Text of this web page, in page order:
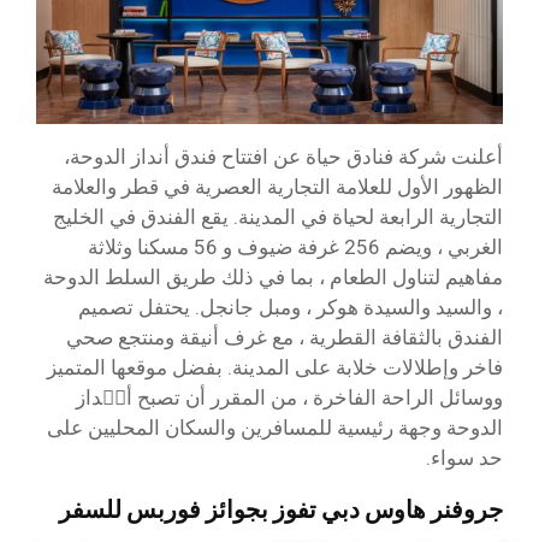
أعلنت شركة فنادق حياة عن افتتاح فندق أنداز الدوحة،
الظهور الأول للعلامة التجارية العصرية في قطر والعلامة
التجارية الرابعة لحياة في المدينة. يقع الفندق في الخليج
الغربي ، ويضم 256 غرفة ضيوف و 56 مسكنا وثلاثة
مفاهيم لتناول الطعام ، بما في ذلك طريق السلط الدوحة
، والسيد والسيدة هوكر ، ومبل جانجل. يحتفل تصميم
الفندق بالثقافة القطرية ، مع غرف أنيقة ومنتجع صحي
فاخر وإطلالات خلابة على المدينة. بفضل موقعها المتميز
ووسائل الراحة الفاخرة ، من المقرر أن تصبح أنٛداز
الدوحة وجهة رئيسية للمسافرين والسكان المحليين على
حد سواء.
جروفنر هاوس دبي تفوز بجوائز فوربس للسفر